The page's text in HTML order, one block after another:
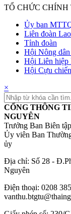
TỔ CHỨC
Ủy ban
Liên đoàn
Tỉnh đoàn
Hội Nông
Hội Liên hiệp
Hội Cựu
×
CỔNG THÔNG
NGUYÊN
Trưởng Ban Biên
Ủy viên Ban
ủy
Địa chỉ: Số 28 -
Nguyên
Điện thoại: 0208